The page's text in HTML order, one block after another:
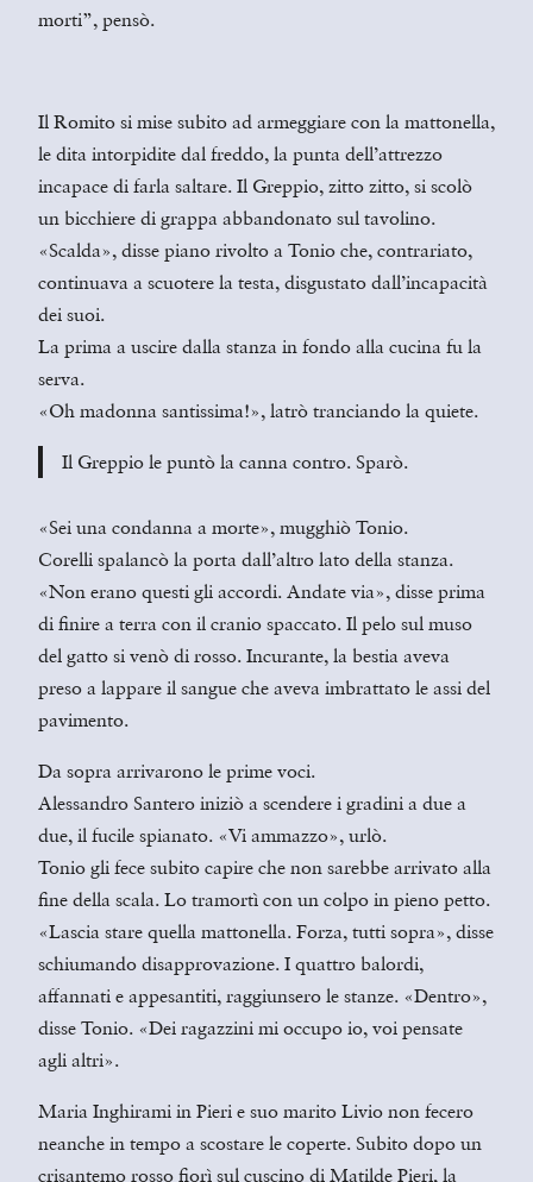
morti”, pensò.
Il Romito si mise subito ad armeggiare con la mattonella,
le dita intorpidite dal freddo, la punta dell’attrezzo
incapace di farla saltare. Il Greppio, zitto zitto, si scolò
un bicchiere di grappa abbandonato sul tavolino.
«Scalda», disse piano rivolto a Tonio che, contrariato,
continuava a scuotere la testa, disgustato dall’incapacità
dei suoi.
La prima a uscire dalla stanza in fondo alla cucina fu la
serva.
«Oh madonna santissima!», latrò tranciando la quiete.
Il Greppio le puntò la canna contro. Sparò.
«Sei una condanna a morte», mugghiò Tonio.
Corelli spalancò la porta dall’altro lato della stanza.
«Non erano questi gli accordi. Andate via», disse prima
di finire a terra con il cranio spaccato. Il pelo sul muso
del gatto si venò di rosso. Incurante, la bestia aveva
preso a lappare il sangue che aveva imbrattato le assi del
pavimento.
Da sopra arrivarono le prime voci.
Alessandro Santero iniziò a scendere i gradini a due a
due, il fucile spianato. «Vi ammazzo», urlò.
Tonio gli fece subito capire che non sarebbe arrivato alla
fine della scala. Lo tramortì con un colpo in pieno petto.
«Lascia stare quella mattonella. Forza, tutti sopra», disse
schiumando disapprovazione. I quattro balordi,
affannati e appesantiti, raggiunsero le stanze. «Dentro»,
disse Tonio. «Dei ragazzini mi occupo io, voi pensate
agli altri».
Maria Inghirami in Pieri e suo marito Livio non fecero
neanche in tempo a scostare le coperte. Subito dopo un
crisantemo rosso fiorì sul cuscino di Matilde Pieri, la